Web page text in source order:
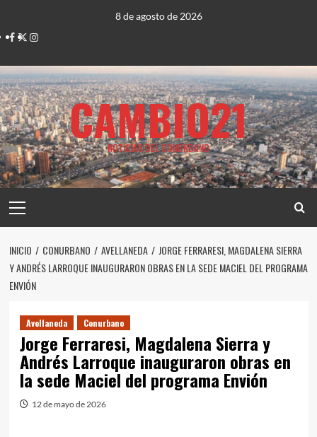
contenido
8 de agosto de 2026
Facebook
TwitterInstagram
CAMBIO21
NOTICIAS DEL CONURBANO
principal
INICIO CONURBANO AVELLANEDA
JORGE FERRARESI, MAGDALENA SIERRA
Y ANDRÉS LARROQUE INAUGURARON OBRAS EN LA SEDE MACIEL DEL PROGRAMA
ENVIÓN
Avellaneda Conurbano
Jorge Ferraresi, Magdalena Sierra y
Andrés Larroque inauguraron obras en
la sede Maciel del programa Envión
12 de mayo de 2026